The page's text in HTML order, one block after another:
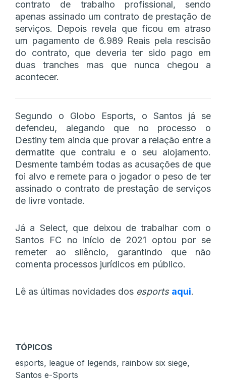
contrato de trabalho profissional, sendo
apenas assinado um contrato de prestação de
serviços. Depois revela que ficou em atraso
um pagamento de 6.989 Reais pela rescisão
do contrato, que deveria ter sido pago em
duas tranches mas que nunca chegou a
acontecer.
Segundo o Globo Esports, o Santos já se
defendeu, alegando que no processo o
Destiny tem ainda que provar a relação entre a
dermatite que contraiu e o seu alojamento.
Desmente também todas as acusações de que
foi alvo e remete para o jogador o peso de ter
assinado o contrato de prestação de serviços
de livre vontade.
Já a Select, que deixou de trabalhar com o
Santos FC no início de 2021 optou por se
remeter ao silêncio, garantindo que não
comenta processos jurídicos em público.
Lê as últimas novidades dos esports aqui.
TÓPICOS
esports, league of legends, rainbow six siege,
Santos e-Sports